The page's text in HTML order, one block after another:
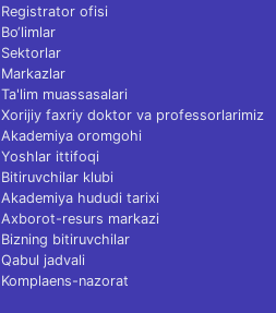
Registrator ofisi
Bo‘limlar
Sektorlar
Markazlar
Ta'lim muassasalari
Xorijiy faxriy doktor va professorlarimiz
Akademiya oromgohi
Yoshlar ittifoqi
Bitiruvchilar klubi
Akademiya hududi tarixi
Axborot-resurs markazi
Bizning bitiruvchilar
Qabul jadvali
Komplaens-nazorat